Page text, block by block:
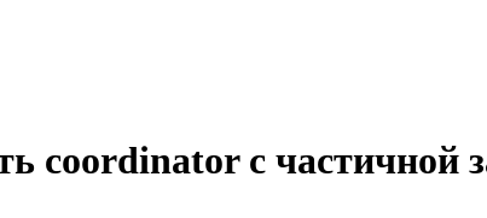
coordinator с частичной